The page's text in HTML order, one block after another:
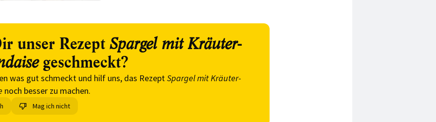
unser Rezept Spargel mit Kräuter-
geschmeckt?
was gut schmeckt und hilf uns, das RezeptSpargel mit Kräuter-
noch besser zu machen.
Mag ich nicht